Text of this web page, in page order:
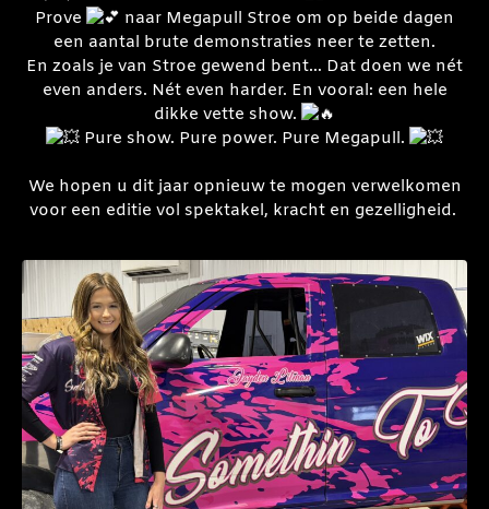
Prove
naar Megapull Stroe om op beide dagen
een aantal brute demonstraties neer te zetten.
En zoals je van Stroe gewend bent… Dat doen we nét
even anders. Nét even harder. En vooral: een hele
dikke vette show.
Pure show. Pure power. Pure Megapull.
We hopen u dit jaar opnieuw te mogen verwelkomen
voor een editie vol spektakel, kracht en gezelligheid.